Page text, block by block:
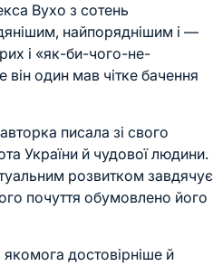
Вухо з сотень
найпоряднішим і —
і «як-би-чого-не-
він один мав чітке бачення
писала зі свого
України й чудової людини.
розвитком завдячує
почуття обумовлено його
достовірніше й